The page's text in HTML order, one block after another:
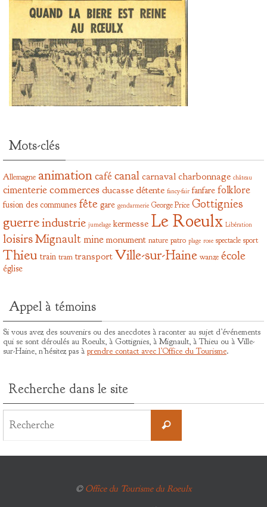
Mots-clés
Allemagne animationcafécanalcarnavalcharbonnage château
cimenteriecommerces ducassedétente fancy-fair fanfare folklore
fusion des communes fête gare gendarmerie George Price Gottignies
guerreindustrie jumelage kermesse Le Roeulx Libération
loisirsMignault minemonument nature patro plage rose spectacle sport
Thieu train tram transportVille-sur-Haine wanze école
église
Appel à témoins
Si vous avez des souvenirs ou des anecdotes à raconter au sujet d’événements
qui se sont déroulés au Roeulx, à Gottignies, à Mignault, à Thieu ou à Ville-
sur-Haine, n’hésitez pas à prendre contact avec l’Office du Tourisme.
Recherche dans le site
Recherche
© Office du Tourisme du Roeulx